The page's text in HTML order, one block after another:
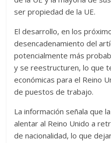
ser propiedad de la UE.
El desarrollo, en los
desencadenamiento del
potencialmente más
y se reestructuren, lo que
económicas para el Reino
de puestos de trabajo.
La información señala que
alentar al Reino Unido a
de nacionalidad, lo que